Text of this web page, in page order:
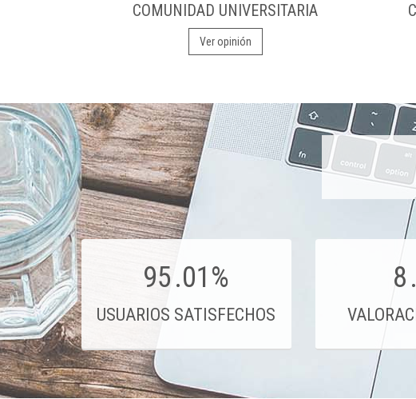
COMUNIDAD UNIVERSITARIA
Ver opinión
95.01%
USUARIOS SATISFECHOS
8